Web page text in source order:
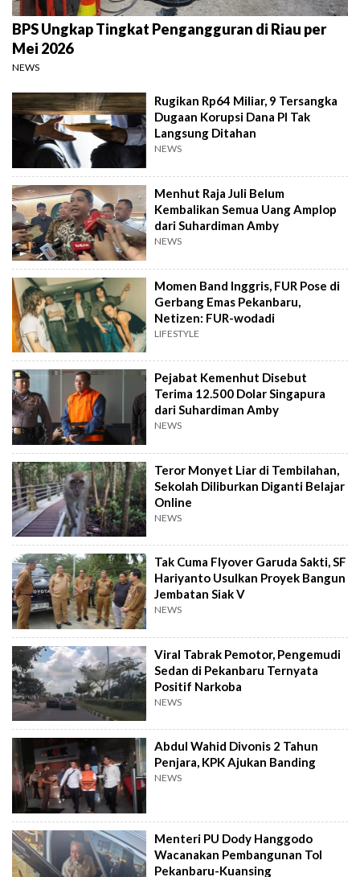
BPS Ungkap Tingkat Pengangguran di Riau per
Mei 2026
NEWS
Rugikan Rp64 Miliar, 9 Tersangka
Dugaan Korupsi Dana PI Tak
Langsung Ditahan
NEWS
Menhut Raja Juli Belum
Kembalikan Semua Uang Amplop
dari Suhardiman Amby
NEWS
Momen Band Inggris, FUR Pose di
Gerbang Emas Pekanbaru,
Netizen: FUR-wodadi
LIFESTYLE
Pejabat Kemenhut Disebut
Terima 12.500 Dolar Singapura
dari Suhardiman Amby
NEWS
Teror Monyet Liar di Tembilahan,
Sekolah Diliburkan Diganti Belajar
Online
NEWS
Tak Cuma Flyover Garuda Sakti, SF
Hariyanto Usulkan Proyek Bangun
Jembatan Siak V
NEWS
Viral Tabrak Pemotor, Pengemudi
Sedan di Pekanbaru Ternyata
Positif Narkoba
NEWS
Abdul Wahid Divonis 2 Tahun
Penjara, KPK Ajukan Banding
NEWS
Menteri PU Dody Hanggodo
Wacanakan Pembangunan Tol
Pekanbaru-Kuansing